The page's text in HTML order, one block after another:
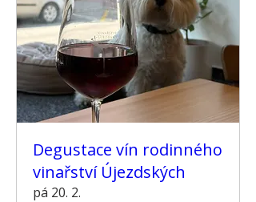
Degustace vín rodinného
vinařství Újezdských
pá 20. 2.